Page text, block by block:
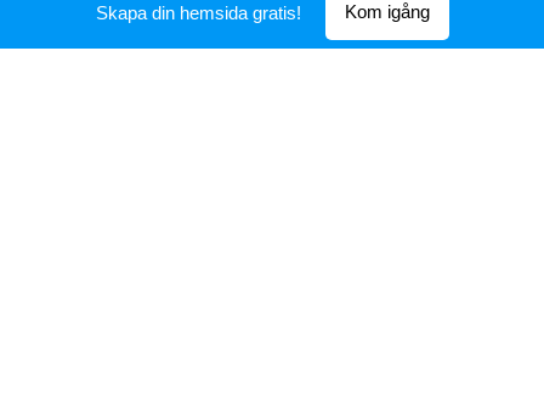
Skapa din hemsida gratis! Kom igång